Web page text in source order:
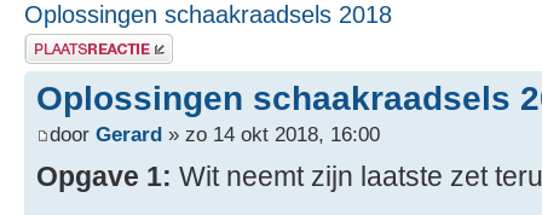
Oplossingen schaakraadsels 2018
Plaats een reactie
Oplossingen schaakraadsels
door Gerard » zo 14 okt 2018, 16:00
Opgave 1: Wit neemt zijn laatste zet